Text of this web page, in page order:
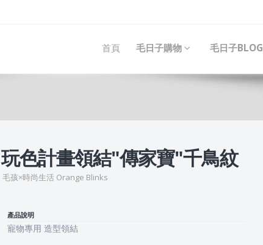
首頁 毛日子購物 毛日子BLOG
玩色計畫領結"傳家寶"千鳥紋
毛孩×時尚生活 Orange Blinks
產品說明
寵物專用 造型領結